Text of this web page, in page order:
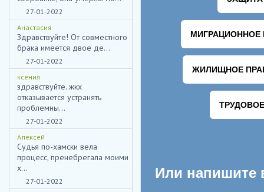
27-01-2022
Анастасия
Здравствуйте! От совместного
брака имеется двое де...
27-01-2022
ксения
здравствуйте. жкх
отказывается устранять
проблемны...
27-01-2022
Алексей
Судья по-хамски вела
процесс, пренебрегала моими
х...
27-01-2022